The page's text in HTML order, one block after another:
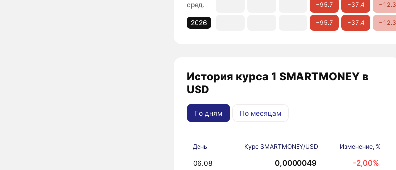
сред. −95.7 −37.4 −12.3
2026 −95.7 −37.4 −12.3
История курса 1 SMARTMONEY в
USD
По дням По месяцам
День Курс SMARTMONEY/USD Изменение, %
06.08 0,0000049 -2,00%